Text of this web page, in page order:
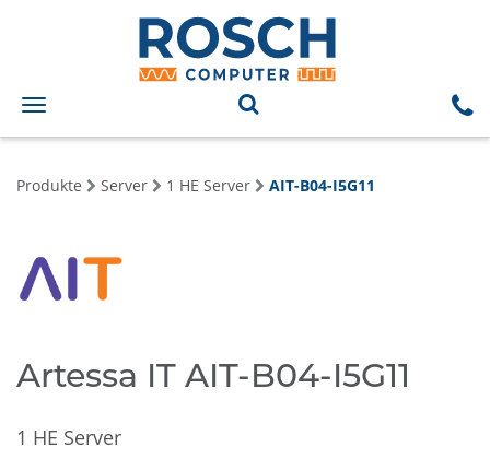
Toggle
navigation
Produkte Server 1 HE Server AIT-B04-I5G11
Artessa IT AIT-B04-I5G11
1 HE Server